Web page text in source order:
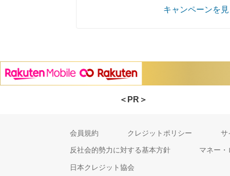
キャンペーンを
＜PR＞
会員規約 クレジットポリシー サ
反社会的勢力に対する基本方針 マネー
日本クレジット協会